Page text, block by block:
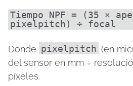
Tiempo NPF = (35 ×
pixelpitch) ÷ focal
Donde pixelpitch (en
del sensor en mm ÷
píxeles.